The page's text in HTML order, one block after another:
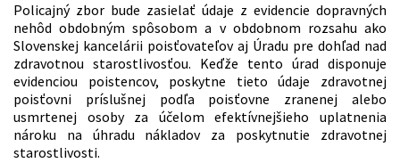
Policajný zbor bude zasielať údaje z evidencie dopravných
nehôd obdobným spôsobom a v obdobnom rozsahu ako
Slovenskej kancelárii poisťovateľov aj Úradu pre dohľad nad
zdravotnou starostlivosťou. Keďže tento úrad disponuje
evidenciou poistencov, poskytne tieto údaje zdravotnej
poisťovni príslušnej podľa poisťovne zranenej alebo
usmrtenej osoby za účelom efektívnejšieho uplatnenia
nároku na úhradu nákladov za poskytnutie zdravotnej
starostlivosti.